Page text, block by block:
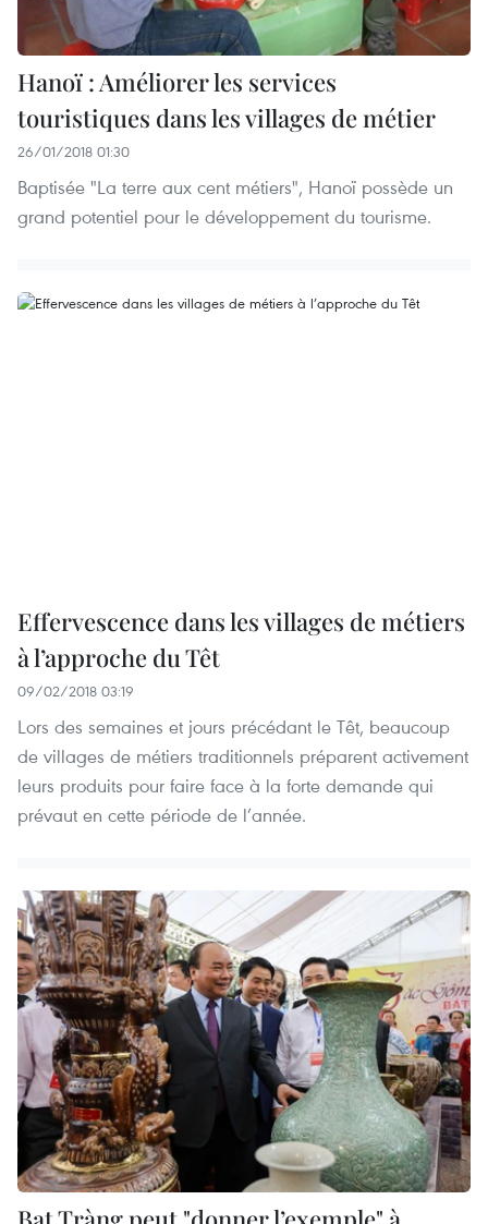
Hanoï : Améliorer les services
touristiques dans les villages de métier
26/01/2018 01:30
Baptisée "La terre aux cent métiers", Hanoï possède un
grand potentiel pour le développement du tourisme.
Effervescence dans les villages de métiers
à l’approche du Têt
09/02/2018 03:19
Lors des semaines et jours précédant le Têt, beaucoup
de villages de métiers traditionnels préparent activement
leurs produits pour faire face à la forte demande qui
prévaut en cette période de l’année.